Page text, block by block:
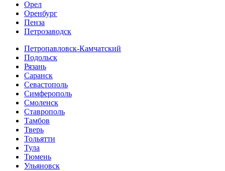
Орел
Оренбург
Пенза
Петрозаводск
Петропавловск-Камчатский
Подольск
Рязань
Саранск
Севастополь
Симферополь
Смоленск
Ставрополь
Тамбов
Тверь
Тольятти
Тула
Тюмень
Ульяновск